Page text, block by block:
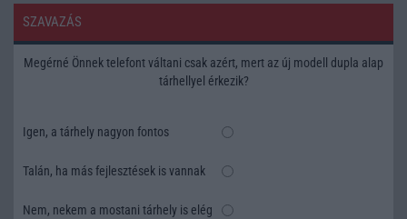
SZAVAZÁS
Megérné Önnek telefont váltani csak azért, mert az új modell dupla alap
tárhellyel érkezik?
Igen, a tárhely nagyon fontos
Talán, ha más fejlesztések is vannak
Nem, nekem a mostani tárhely is elég